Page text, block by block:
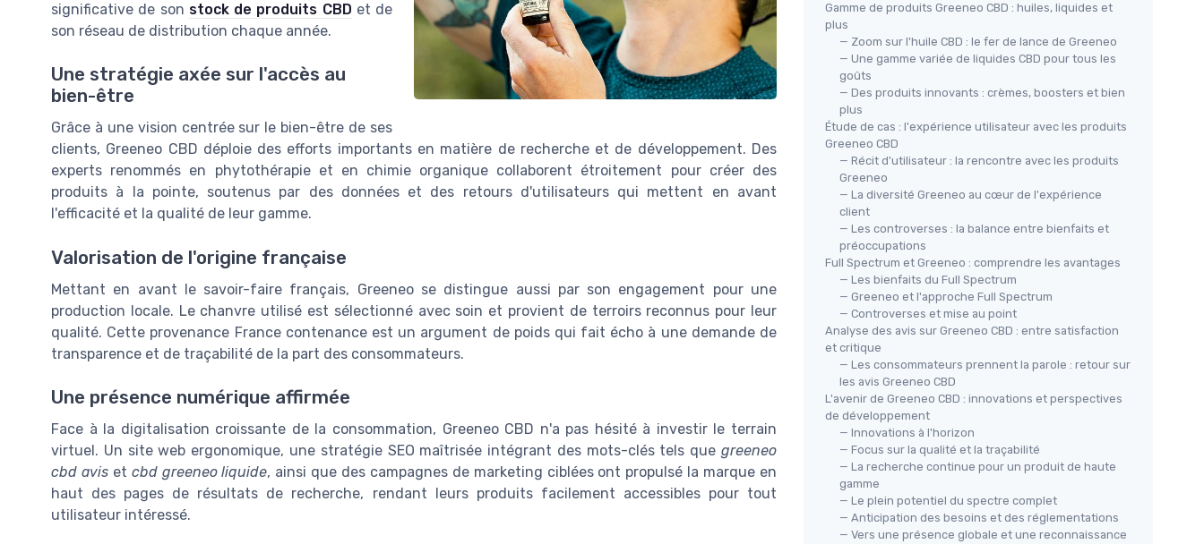
significative de son stock de produits CBD et de
son réseau de distribution chaque année.
Une stratégie axée sur l'accès au
bien-être
Grâce à une vision centrée sur le bien-être de ses
clients, Greeneo CBD déploie des efforts importants en matière de recherche et de développement. Des
experts renommés en phytothérapie et en chimie organique collaborent étroitement pour créer des
produits à la pointe, soutenus par des données et des retours d'utilisateurs qui mettent en avant
l'efficacité et la qualité de leur gamme.
Valorisation de l'origine française
Mettant en avant le savoir-faire français, Greeneo se distingue aussi par son engagement pour une
production locale. Le chanvre utilisé est sélectionné avec soin et provient de terroirs reconnus pour leur
qualité. Cette provenance France contenance est un argument de poids qui fait écho à une demande de
transparence et de traçabilité de la part des consommateurs.
Une présence numérique affirmée
Face à la digitalisation croissante de la consommation, Greeneo CBD n'a pas hésité à investir le terrain
virtuel. Un site web ergonomique, une stratégie SEO maîtrisée intégrant des mots-clés tels que greeneo
cbd aviset cbd greeneo liquide, ainsi que des campagnes de marketing ciblées ont propulsé la marque en
haut des pages de résultats de recherche, rendant leurs produits facilement accessibles pour tout
utilisateur intéressé.
Gamme de produits Greeneo CBD : huiles, liquides et
plus
— Zoom sur l'huile CBD : le fer de lance de Greeneo
— Une gamme variée de liquides CBD pour tous les
goûts
— Des produits innovants : crèmes, boosters et bien
plus
Étude de cas : l'expérience utilisateur avec les produits
Greeneo CBD
— Récit d'utilisateur : la rencontre avec les produits
Greeneo
— La diversité Greeneo au cœur de l'expérience
client
— Les controverses : la balance entre bienfaits et
préoccupations
Full Spectrum et Greeneo : comprendre les avantages
— Les bienfaits du Full Spectrum
— Greeneo et l'approche Full Spectrum
— Controverses et mise au point
Analyse des avis sur Greeneo CBD : entre satisfaction
et critique
— Les consommateurs prennent la parole : retour sur
les avis Greeneo CBD
L'avenir de Greeneo CBD : innovations et perspectives
de développement
— Innovations à l'horizon
— Focus sur la qualité et la traçabilité
— La recherche continue pour un produit de haute
gamme
— Le plein potentiel du spectre complet
— Anticipation des besoins et des réglementations
— Vers une présence globale et une reconnaissance